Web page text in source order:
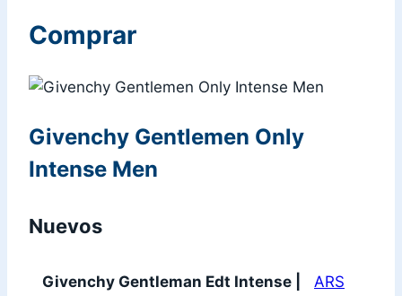
Comprar
Givenchy Gentlemen Only
Intense Men
Nuevos
Givenchy Gentleman Edt Intense | ARS